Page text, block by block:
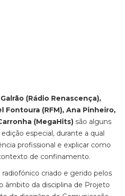
(Rádio Renascença),
Fontoura (RFM), Ana Pinheiro,
(MegaHits) são alguns
especial, durante a qual
profissional e explicar como
de confinamento.
criado e gerido pelos
âmbito da disciplina de Projeto